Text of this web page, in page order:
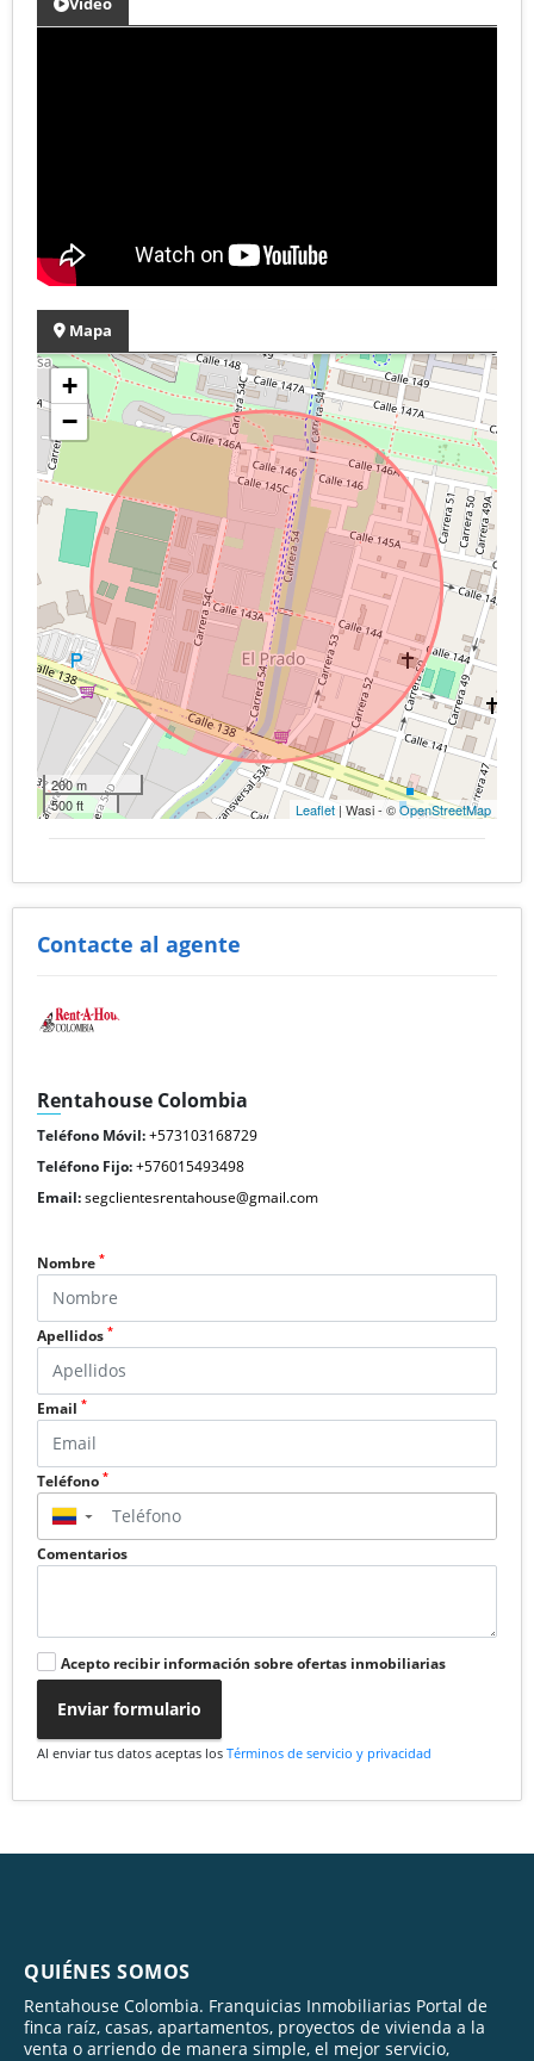
Mapa
+
−
200 m
500 ft
Leaflet | Wasi - ©OpenStreetMap
Contacte al agente
Rentahouse Colombia
Teléfono Móvil:+573103168729
Teléfono Fijo:+576015493498
Email:segclientesrentahouse@gmail.com
Nombre *
Apellidos *
Email *
Teléfono *
▼
Comentarios
Acepto recibir información sobre ofertas inmobiliarias
Enviar formulario
Al enviar tus datos aceptas los Términos de servicio y privacidad
QUIÉNES SOMOS
Rentahouse Colombia. Franquicias Inmobiliarias Portal de
finca raíz, casas, apartamentos, proyectos de vivienda a la
venta o arriendo de manera simple, el mejor servicio,